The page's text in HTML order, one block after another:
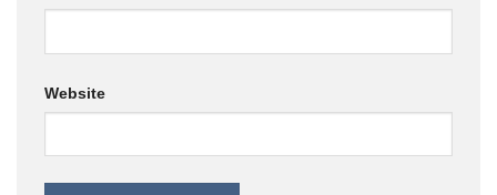
Website